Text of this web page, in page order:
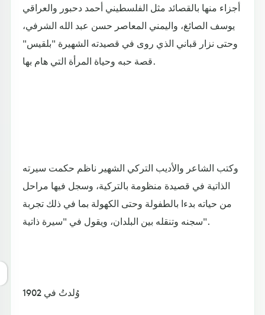
أجزاء منها بالقصائد مثل الفلسطيني أحمد دحبور والعراقي
يوسف الصائغ، واليمني المعاصر حسن عبد الله الشرفي،
وحتى نزار قباني الذي روى في قصيدته الشهيرة "بلقيس"
قصة حبه وحياة المرأة التي هام بها.
وكتب الشاعر والأديب التركي الشهير ناظم حكمت سيرته
الذاتية في قصيدة منظومة بالتركية، وسجل فيها مراحل
من حياته بدءا بالطفولة وحتى الكهولة بما في ذلك تجربة
سجنه وتنقله بين البلدان، ويقول في "سيرة ذاتية".
وُلدتُ في 1902